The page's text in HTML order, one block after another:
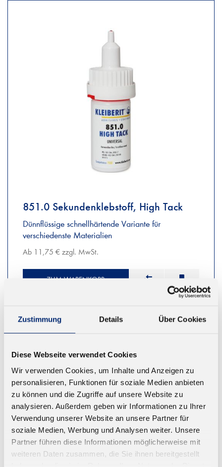
Zustimmung Details Über Cookies
Diese Webseite verwendet Cookies
Wir verwenden Cookies, um Inhalte und Anzeigen zu
personalisieren, Funktionen für soziale Medien anbieten
zu können und die Zugriffe auf unsere Website zu
analysieren. Außerdem geben wir Informationen zu Ihrer
Verwendung unserer Website an unsere Partner für
soziale Medien, Werbung und Analysen weiter. Unsere
Partner führen diese Informationen möglicherweise mit
weiteren Daten zusammen, die Sie ihnen bereitgestellt
851.0 Sekundenklebstoff, High Tack
Dünnflüssige schnellhärtende Variante für
verschiedenste Materialien
Ab 11,75 € zzgl. MwSt.
ZUM WARENKORB